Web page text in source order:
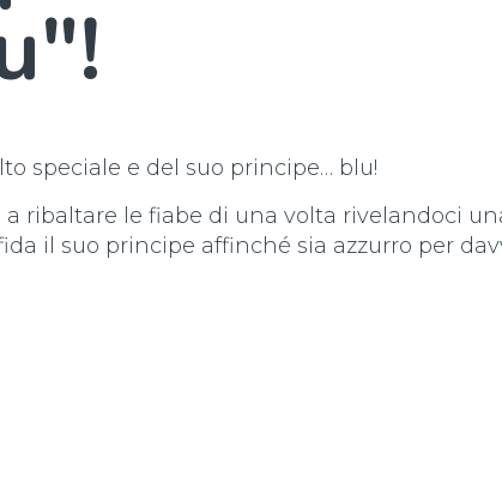
speciale e del suo principe… blu!
ribaltare le fiabe di una volta rivelandoci
il suo principe affinché sia azzurro per